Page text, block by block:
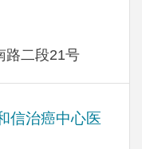
路二段21号
信治癌中心医